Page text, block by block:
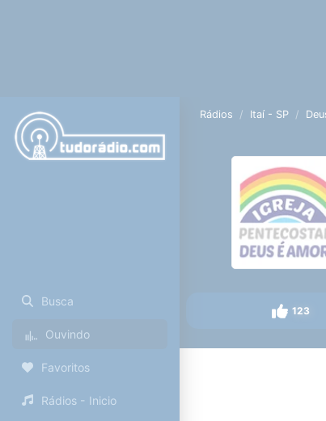
Busca
Ouvindo
Favoritos
Rádios - Inicio
Rádios Itaí - SP
123